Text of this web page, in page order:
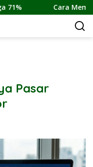
Cara Membeli Rumah
Pasar